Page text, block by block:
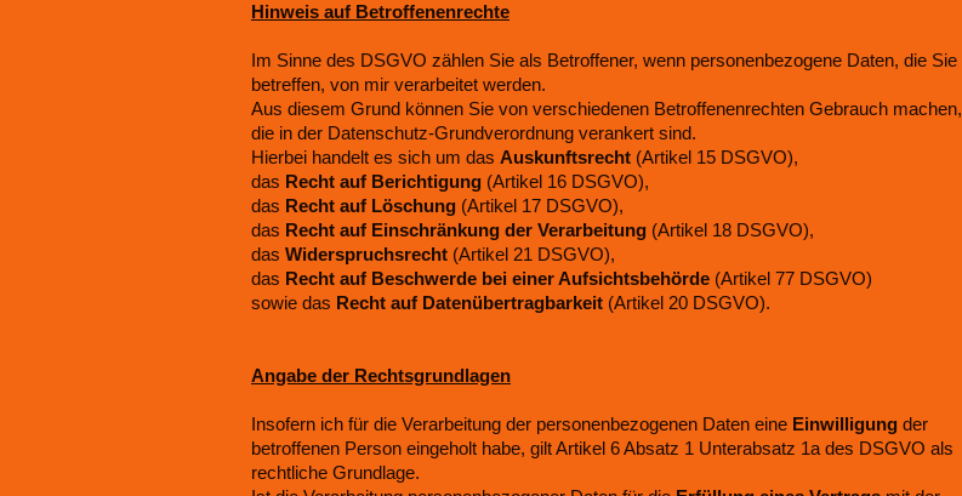
Hinweis auf Betroffenenrechte
Im Sinne des DSGVO zählen Sie als Betroffener, wenn personenbezogene Daten, die Sie
betreffen, von mir verarbeitet werden.
Aus diesem Grund können Sie von verschiedenen Betroffenenrechten Gebrauch machen,
die in der Datenschutz-Grundverordnung verankert sind.
Hierbei handelt es sich um das Auskunftsrecht (Artikel 15 DSGVO),
das Recht auf Berichtigung (Artikel 16 DSGVO),
das Recht auf Löschung (Artikel 17 DSGVO),
das Recht auf Einschränkung der Verarbeitung (Artikel 18 DSGVO),
das Widerspruchsrecht (Artikel 21 DSGVO),
das Recht auf Beschwerde bei einer Aufsichtsbehörde (Artikel 77 DSGVO)
sowie das Recht auf Datenübertragbarkeit (Artikel 20 DSGVO).
Angabe der Rechtsgrundlagen
Insofern ich für die Verarbeitung der personenbezogenen Daten eine Einwilligung der
betroffenen Person eingeholt habe, gilt Artikel 6 Absatz 1 Unterabsatz 1a des DSGVO als
rechtliche Grundlage.